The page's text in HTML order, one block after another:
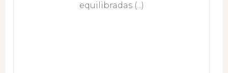
equilibradas (...)